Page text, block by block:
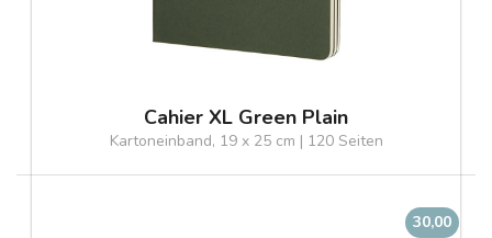
Cahier XL Green Plain
Kartoneinband, 19 x 25 cm | 120 Seiten
30,00